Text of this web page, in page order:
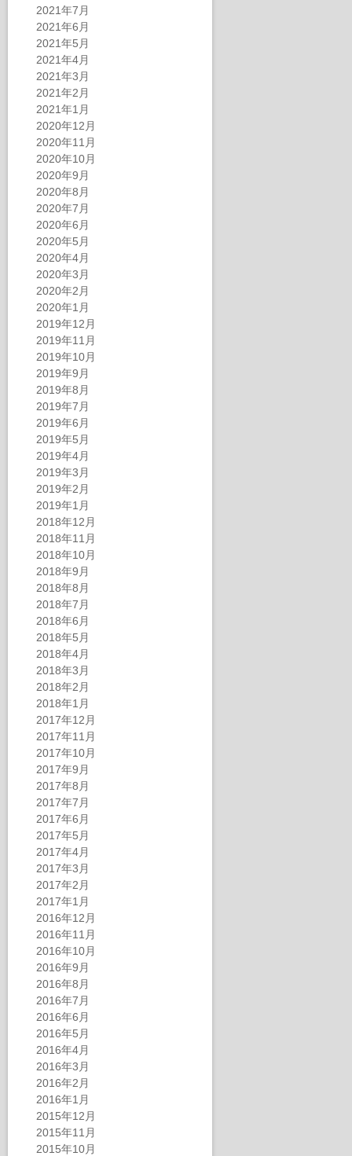
2021年7月
2021年6月
2021年5月
2021年4月
2021年3月
2021年2月
2021年1月
2020年12月
2020年11月
2020年10月
2020年9月
2020年8月
2020年7月
2020年6月
2020年5月
2020年4月
2020年3月
2020年2月
2020年1月
2019年12月
2019年11月
2019年10月
2019年9月
2019年8月
2019年7月
2019年6月
2019年5月
2019年4月
2019年3月
2019年2月
2019年1月
2018年12月
2018年11月
2018年10月
2018年9月
2018年8月
2018年7月
2018年6月
2018年5月
2018年4月
2018年3月
2018年2月
2018年1月
2017年12月
2017年11月
2017年10月
2017年9月
2017年8月
2017年7月
2017年6月
2017年5月
2017年4月
2017年3月
2017年2月
2017年1月
2016年12月
2016年11月
2016年10月
2016年9月
2016年8月
2016年7月
2016年6月
2016年5月
2016年4月
2016年3月
2016年2月
2016年1月
2015年12月
2015年11月
2015年10月